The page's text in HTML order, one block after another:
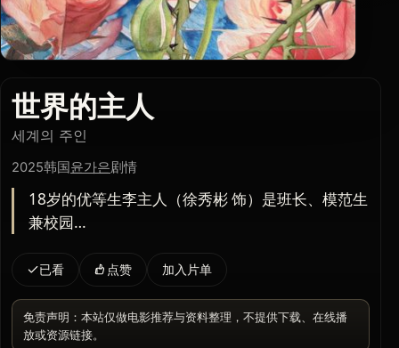
世界的主人
세계의 주인
2025韩国윤가은剧情
18岁的优等生‌李主人（徐秀彬 饰）是班长、模范生
兼校园…
已看 点赞 加入片单
免责声明：本站仅做电影推荐与资料整理，不提供下载、在线播
放或资源链接。